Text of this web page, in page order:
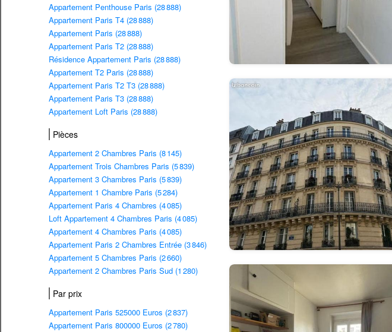
Appartement Penthouse Paris (28 888)
Appartement Paris T4 (28 888)
Appartement Paris (28 888)
Appartement Paris T2 (28 888)
Résidence Appartement Paris (28 888)
Appartement T2 Paris (28 888)
Appartement Paris T2 T3 (28 888)
Appartement Paris T3 (28 888)
Appartement Loft Paris (28 888)
Pièces
Appartement 2 Chambres Paris (8 145)
Appartement Trois Chambres Paris (5 839)
Appartement 3 Chambres Paris (5 839)
Appartement 1 Chambre Paris (5 284)
Appartement Paris 4 Chambres (4 085)
Loft Appartement 4 Chambres Paris (4 085)
Appartement 4 Chambres Paris (4 085)
Appartement Paris 2 Chambres Entrée (3 846)
Appartement 5 Chambres Paris (2 660)
Appartement 2 Chambres Paris Sud (1 280)
Par prix
Appartement Paris 525000 Euros (2 837)
Appartement Paris 800000 Euros (2 780)